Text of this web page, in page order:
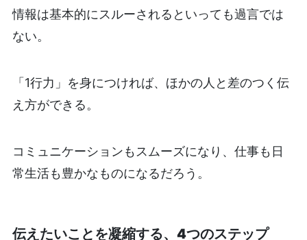
情報は基本的にスルーされるといっても過言では
ない。
「1行力」を身につければ、ほかの人と差のつく伝
え方ができる。
コミュニケーションもスムーズになり、仕事も日
常生活も豊かなものになるだろう。
伝えたいことを凝縮する、4つのステップ